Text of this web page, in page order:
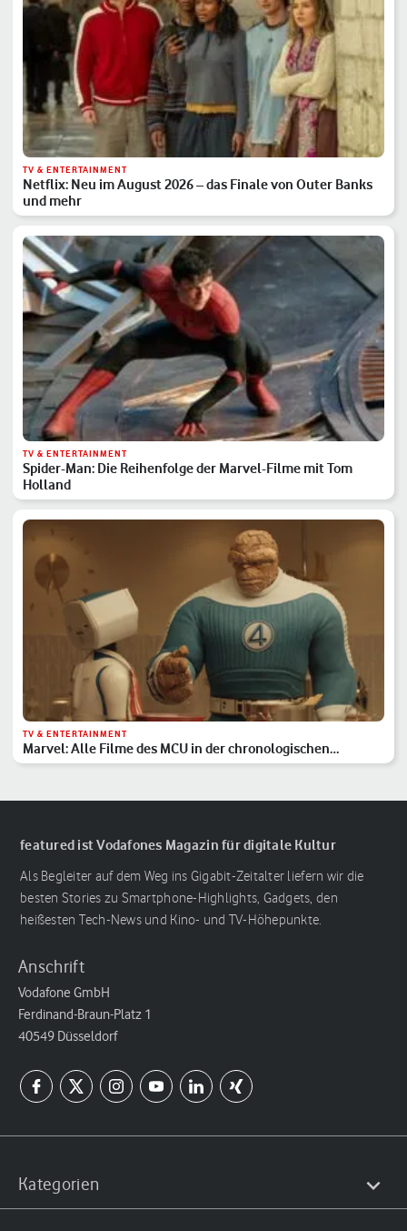
TV & ENTERTAINMENT
Netflix: Neu im August 2026 – das Finale von Outer Banks
und mehr
TV & ENTERTAINMENT
Spider-Man: Die Reihenfolge der Marvel-Filme mit Tom
Holland
TV & ENTERTAINMENT
Marvel: Alle Filme des MCU in der chronologischen
Reihenfolge
featured ist Vodafones Magazin für digitale Kultur
Als Begleiter auf dem Weg ins Gigabit-Zeitalter liefern wir die
besten Stories zu Smartphone-Highlights, Gadgets, den
heißesten Tech-News und Kino- und TV-Höhepunkte.
Anschrift
Vodafone GmbH
Ferdinand-Braun-Platz 1
40549 Düsseldorf
Kategorien